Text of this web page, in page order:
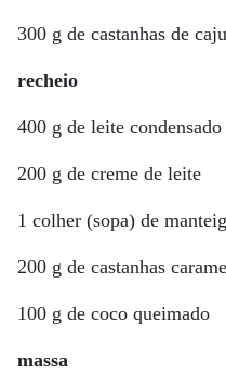
300 g de castanhas de caju
recheio
400 g de leite condensado
200 g de creme de leite
1 colher (sopa) de
200 g de castanhas
100 g de coco queimado
massa